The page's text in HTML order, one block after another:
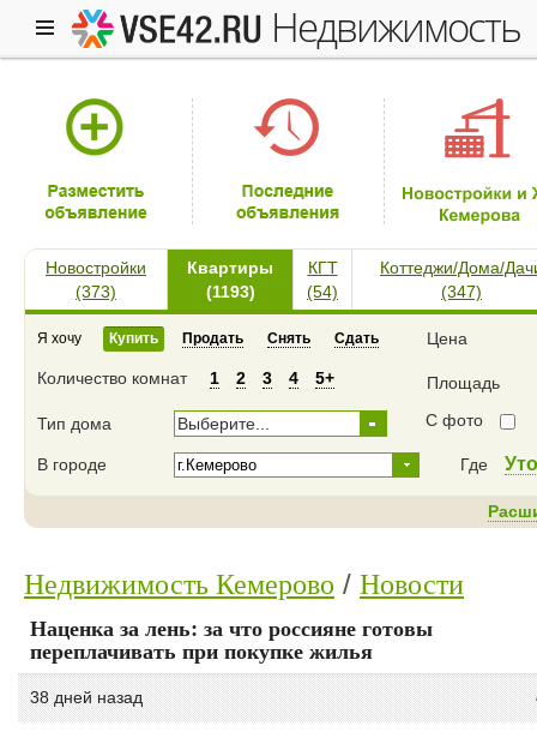
недвижимость
Новостройки
(373)
Квартиры
(1193)
КГТ
(54)
Коттеджи/Дома/
(347)
Я хочу Купить Продать Снять Сдать Цена
Количество комнат 1 2 3 4 5+ Площадь
Тип дома Выберите... С фото
В городе Где
Недвижимость Кемерово Новости
Наценка за лень: за что россияне готовы
переплачивать при покупке жилья
38 дней назад